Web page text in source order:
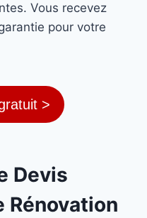
Vous recevez
pour votre
>
Devis
Rénovation